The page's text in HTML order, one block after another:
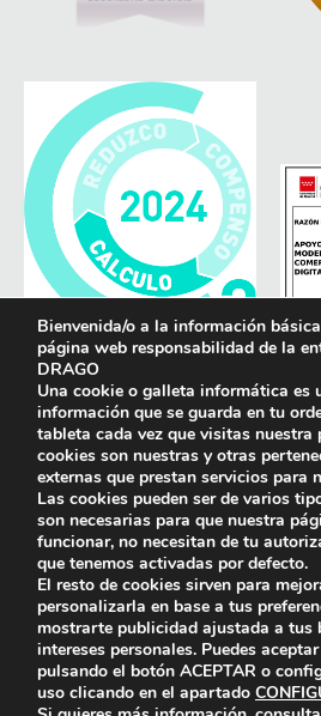
Bienvenida/o a la información
página web responsabilidad de la
DRAGO
Una cookie o galleta informática es
información que se guarda en tu
tableta cada vez que visitas nuestra
cookies son nuestras y otras
externas que prestan servicios para
Las cookies pueden ser de varios
son necesarias para que nuestra
funcionar, no necesitan de tu
que tenemos activadas por defecto.
El resto de cookies sirven para
personalizarla en base a tus
mostrarte publicidad ajustada a tus
intereses personales. Puedes
pulsando el botón ACEPTAR o
uso clicando en el apartado